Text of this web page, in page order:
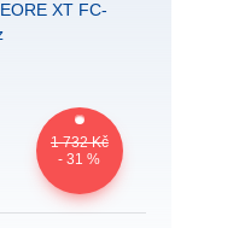
1 732 Kč
- 31 %